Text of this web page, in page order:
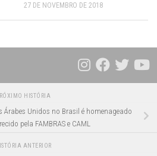
27 DE NOVEMBRO DE 2018
HISTÓRIA
Árabes Unidos no Brasil é homenageado
pela FAMBRAS e CAML
ANTERIOR